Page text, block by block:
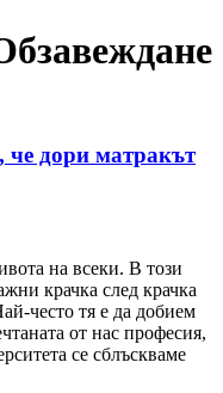
че дори матракът
на всеки. В този
крачка след крачка
често тя е да добием
от нас професия,
се сблъскваме